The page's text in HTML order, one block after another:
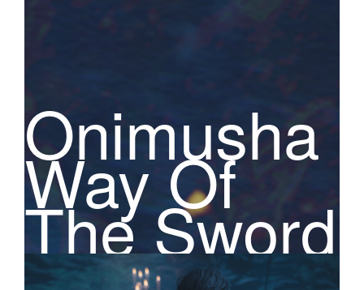
Onimusha
Way Of
The Sword